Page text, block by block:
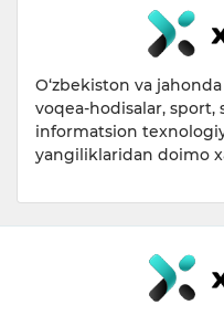
O‘zbekiston va
voqea-hodisalar, sport,
informatsion
yangiliklaridan doimo